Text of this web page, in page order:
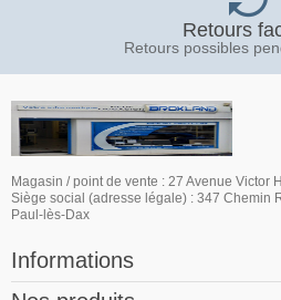
Retours
Retours possibles
Magasin / point de vente : 27 Avenue Victor
Siège social (adresse légale) : 347 Chemin
Paul-lès-Dax
Informations